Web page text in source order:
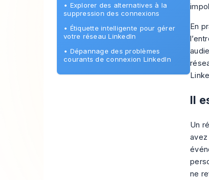
• Explorer des alternatives à la
suppression des connexions
• Étiquette intelligente pour gérer
votre réseau LinkedIn
• Dépannage des problèmes
courants de connexion LinkedIn
En
Il
Un
ne